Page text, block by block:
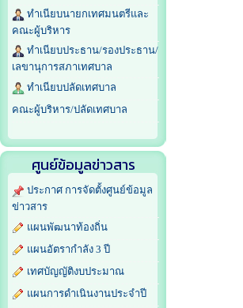
ทำเนียบนายกเทศมนตรีและ
คณะผู้บริหาร
ทำเนียบประธาน/รองประธาน/
เลขานุการสภาเทศบาล
ทำเนียบปลัดเทศบาล
คณะผู้บริหาร/ปลัดเทศบาล
ศูนย์ข้อมูลข่าวสาร
ประกาศ การจัดตั้งศูนย์ข้อมูล
ข่าวสาร
แผนพัฒนาท้องถิ่น
แผนอัตรากำลัง 3 ปี
เทศบัญญัติงบประมาณ
แผนการดำเนินงานประจำปี